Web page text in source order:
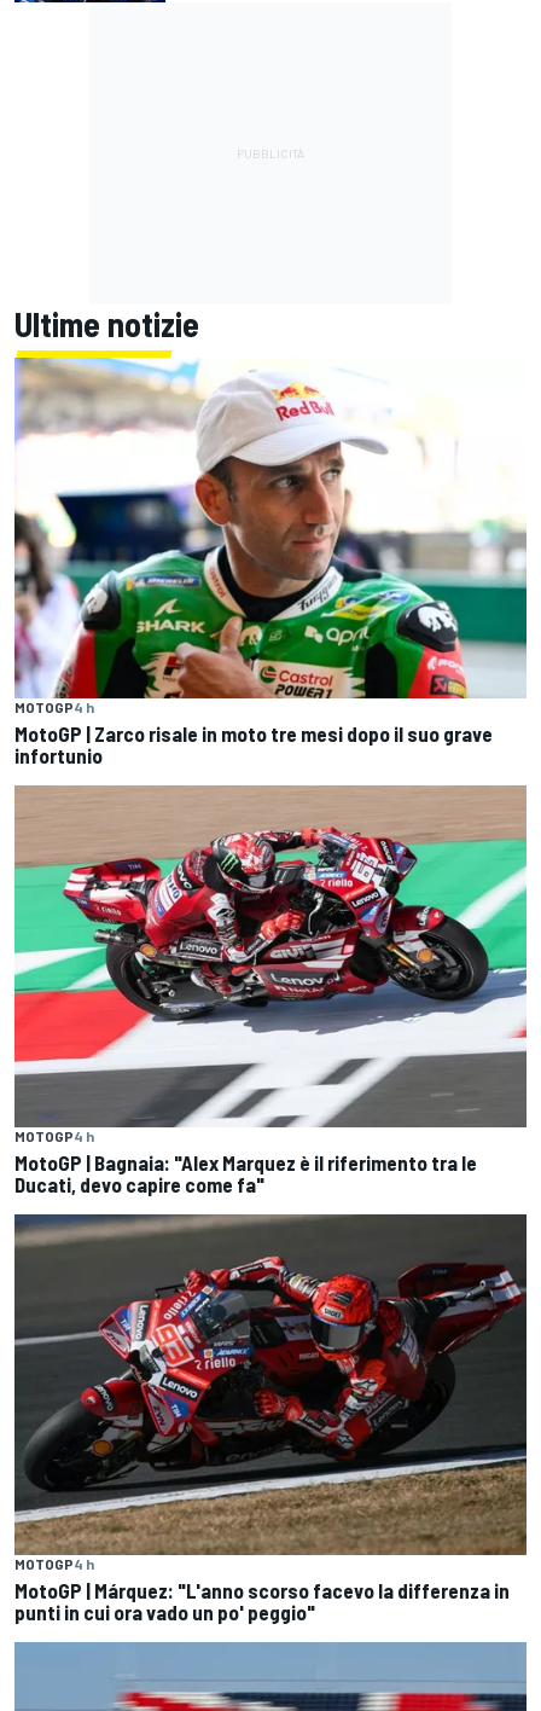
Ultime notizie
MOTOGP4 h
MotoGP | Zarco risale in moto tre mesi dopo il suo grave
infortunio
MOTOGP4 h
MotoGP | Bagnaia: "Alex Marquez è il riferimento tra le
Ducati, devo capire come fa"
MOTOGP4 h
MotoGP | Márquez: "L'anno scorso facevo la differenza in
punti in cui ora vado un po' peggio"